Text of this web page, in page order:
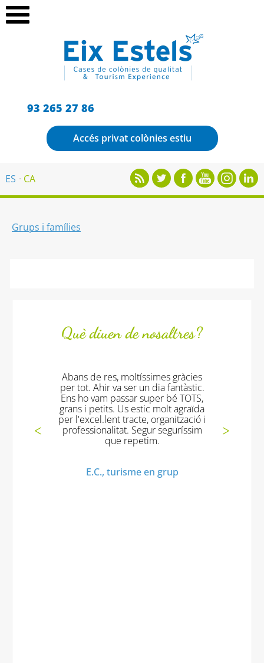
93 265 27 86
Accés privat colònies estiu
ES CA
Grups i famílies
Què diuen de nosaltres?
res, moltíssimes gràcies
va ser un dia fantàstic.
passar super bé TOTS,
Us estic molt agraïda
tracte, organització i
Segur seguríssim
Tot fantástic!!!!
excelents!! i
Mª Jesus V.,